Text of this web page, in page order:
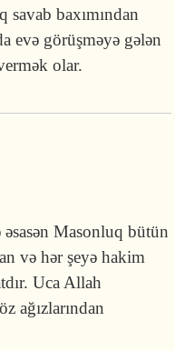
savab baxımından
evə görüşməyə gələn
olar.
Masonluq bütün
və hər şeyə hakim
Uca Allah
ağızlarından